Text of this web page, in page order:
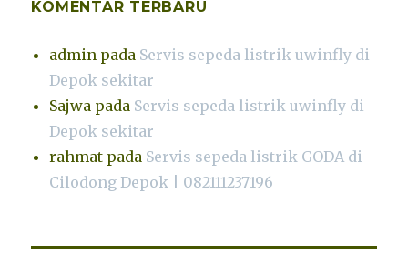
KOMENTAR TERBARU
admin pada Servis sepeda listrik uwinfly di
Depok sekitar
Sajwa pada Servis sepeda listrik uwinfly di
Depok sekitar
rahmat pada Servis sepeda listrik GODA di
Cilodong Depok | 082111237196